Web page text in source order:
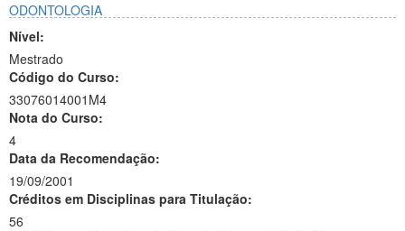
ODONTOLOGIA
Nível:
Mestrado
Código do Curso:
33076014001M4
Nota do Curso:
4
Data da Recomendação:
19/09/2001
Créditos em Disciplinas para Titulação:
56